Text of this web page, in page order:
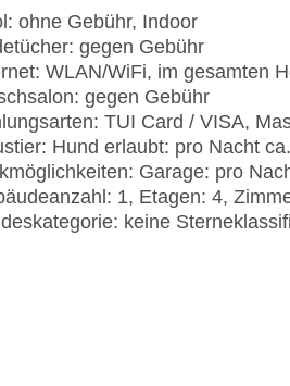
ohne Gebühr, Indoor
gegen Gebühr
WLAN/WiFi, im gesamten
gegen Gebühr
TUI Card / VISA,
Hund erlaubt: pro Nacht
Garage: pro
1, Etagen: 4,
keine